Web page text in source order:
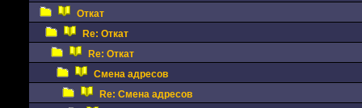
Откат
Re: Откат
Re: Откат
Смена адресов
Re: Смена адресов